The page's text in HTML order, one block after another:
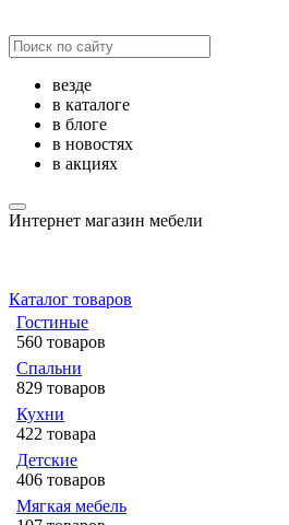
везде
в каталоге
в блоге
в новостях
в акциях
Интернет магазин мебели
Каталог товаров
Гостиные
560 товаров
Спальни
829 товаров
Кухни
422 товара
Детские
406 товаров
Мягкая мебель